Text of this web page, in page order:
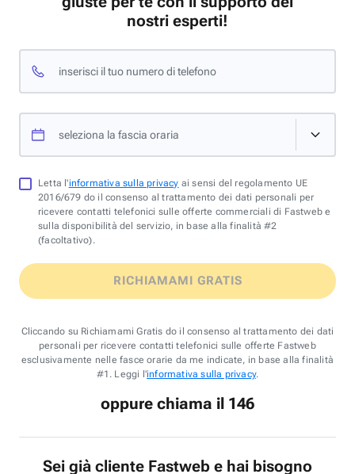
nostri esperti!
inserisci il tuo numero di telefono
seleziona la fascia oraria
Letta l'informativa sulla privacy ai sensi del regolamento UE
2016/679 do il consenso al trattamento dei dati personali per
ricevere contatti telefonici sulle offerte commerciali di Fastweb e
sulla disponibilità del servizio, in base alla finalità #2
(facoltativo).
RICHIAMAMI GRATIS
Cliccando su Richiamami Gratis do il consenso al trattamento dei dati
personali per ricevere contatti telefonici sulle offerte Fastweb
esclusivamente nelle fasce orarie da me indicate, in base alla finalità
#1. Leggi l'informativa sulla privacy.
oppure chiama il 146
Sei già cliente Fastweb e hai bisogno